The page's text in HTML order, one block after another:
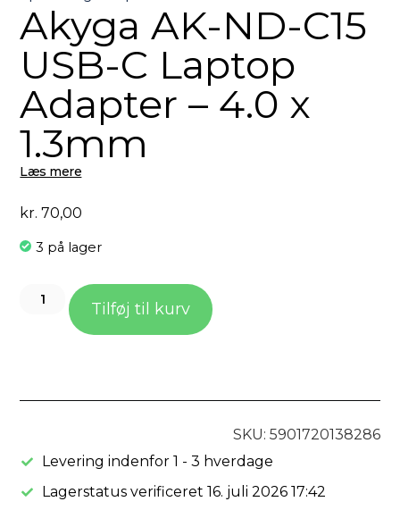
Akyga AK-ND-C15
USB-C Laptop
Adapter – 4.0 x
1.3mm
Læs mere
kr. 70,00
3 på lager
Tilføj til kurv
SKU: 5901720138286
Levering indenfor 1 - 3 hverdage
Lagerstatus verificeret 16. juli 2026 17:42